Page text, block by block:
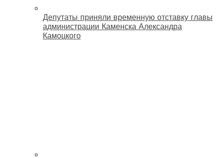
Депутаты приняли временную отставку главы
администрации Каменска Александра
Камоцкого